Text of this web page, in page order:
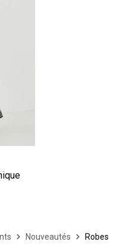
Nouveautés Robes